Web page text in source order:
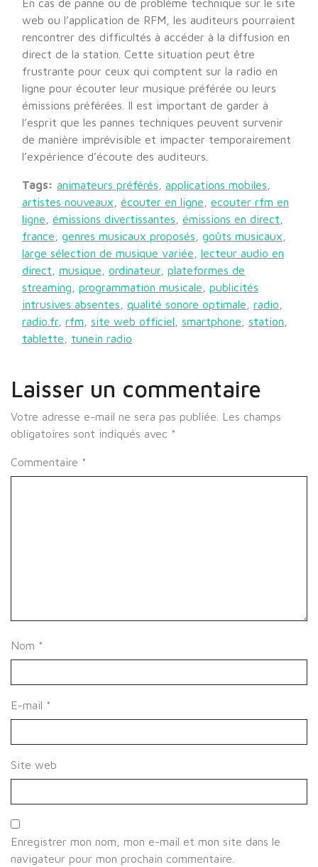
En cas de panne ou de problème technique sur le site
web ou l’application de RFM, les auditeurs pourraient
rencontrer des difficultés à accéder à la diffusion en
direct de la station. Cette situation peut être
frustrante pour ceux qui comptent sur la radio en
ligne pour écouter leur musique préférée ou leurs
émissions préférées. Il est important de garder à
l’esprit que les pannes techniques peuvent survenir
de manière imprévisible et impacter temporairement
l’expérience d’écoute des auditeurs.
Tags: animateurs préférés applications mobiles
artistes nouveaux
écouter en ligne
ecouter rfm en
ligne
émissions divertissantes émissions en direct
france
genres musicaux proposés goûts musicaux
large sélection de musique variée
lecteur audio en
direct
musique ordinateur plateformes de
streaming
programmation musicale
publicités
intrusives absentes
qualité sonore optimale radio
radio.fr rfm site web officiel smartphone station
tablette
tunein radio
Laisser un commentaire
Votre adresse e-mail ne sera pas publiée.
Les champs
obligatoires sont indiqués avec *
Commentaire *
Nom *
E-mail *
Site web
Enregistrer mon nom, mon e-mail et mon site dans le
navigateur pour mon prochain commentaire.